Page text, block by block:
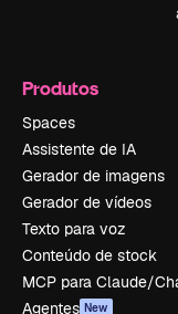
Produtos
Spaces
Assistente de IA
Gerador de imagens
Gerador de vídeos
Texto para voz
Conteúdo de stock
MCP para Claude/
Agentes New